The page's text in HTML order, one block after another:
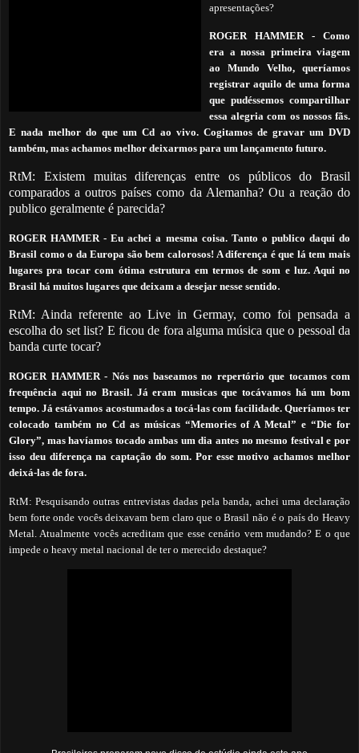
apresentações?
ROGER HAMMER-
Como
era a nossa primeira viagem
ao Mundo Velho, queríamos
registrar aquilo de uma forma
que pudéssemos compartilhar
essa alegria com os nossos fãs.
E nada melhor do que um Cd ao vivo. Cogitamos de gravar um DVD
também, mas achamos melhor deixarmos para um lançamento futuro.
RtM: Existem muitas diferenças entre os públicos do Brasil
comparados a outros países como da Alemanha? Ou a reação do
publico geralmente é parecida?
ROGER HAMMER- Eu achei a mesma coisa. Tanto o publico daqui do
Brasil como o da Europa são bem calorosos! A diferença é que lá tem mais
lugares pra tocar com ótima estrutura em termos de som e luz. Aqui no
Brasil há muitos lugares que deixam a desejar nesse sentido.
RtM: Ainda referente ao Live in Germay, como foi pensada a
escolha do set list? E ficou de fora alguma música que o pessoal da
banda curte tocar?
ROGER HAMMER - Nós nos baseamos no repertório que tocamos com
frequência aqui no Brasil. Já eram musicas que tocávamos há um bom
tempo. Já estávamos acostumados a tocá-las com facilidade. Queríamos ter
colocado também no Cd as músicas “Memories of A Metal” e “Die for
Glory”, mas havíamos tocado ambas um dia antes no mesmo festival e por
isso deu diferença na captação do som. Por esse motivo achamos melhor
deixá-las de fora.
RtM: Pesquisando outras entrevistas dadas pela banda, achei uma declaração
bem forte onde vocês deixavam bem claro que o Brasil não é o país do Heavy
Metal. Atualmente vocês acreditam que esse cenário vem mudando? E o que
impede o heavy metal nacional de ter o merecido destaque?